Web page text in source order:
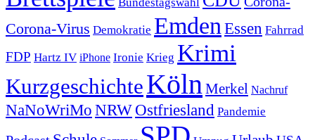
Corona-Virus Demokratie Emden Essen Fahrrad
FDP Hartz IV iPhone Ironie Krieg Krimi
KurzgeschichteKöln Merkel Nachruf
NaNoWriMo NRWOstfriesland Pandemie